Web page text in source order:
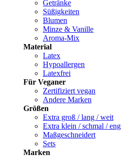
Getränke
Süßigkeiten
Blumen
Minze & Vanille
Aroma-Mix
Material
Latex
Hypoallergen
Latexfrei
Für Veganer
Zertifiziert vegan
Andere Marken
Größen
Extra groß / lang / weit
Extra klein / schmal / eng
Maßgeschneidert
Sets
Marken